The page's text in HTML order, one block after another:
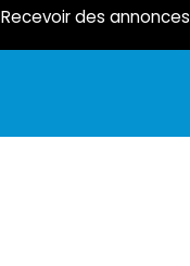
Recevoir des annonces